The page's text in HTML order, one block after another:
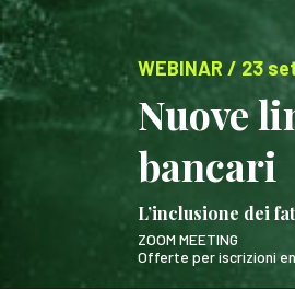
WEBINAR / 23
Nuove
bancari
L’inclusione dei
ZOOM MEETING
Offerte per iscrizioni